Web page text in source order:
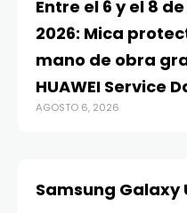
Entre el 6 y el 8
2026: Mica
mano de obra
HUAWEI Service
AGOSTO 6, 2026
Samsung Galaxy